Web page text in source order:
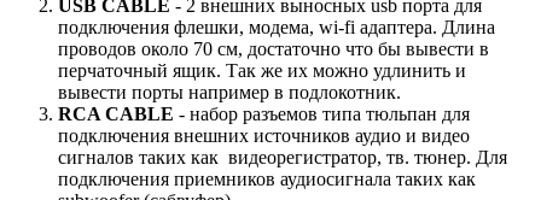
USB CABLE - 2 внешних выносных usb порта для
подключения флешки, модема, wi-fi адаптера. Длина
проводов около 70 см, достаточно что бы вывести в
перчаточный ящик. Так же их можно удлинить и
вывести порты например в подлокотник.
RCA CABLE - набор разъемов типа тюльпан для
подключения внешних источников аудио и видео
сигналов таких как видеорегистратор, тв. тюнер. Для
подключения приемников аудиосигнала таких как